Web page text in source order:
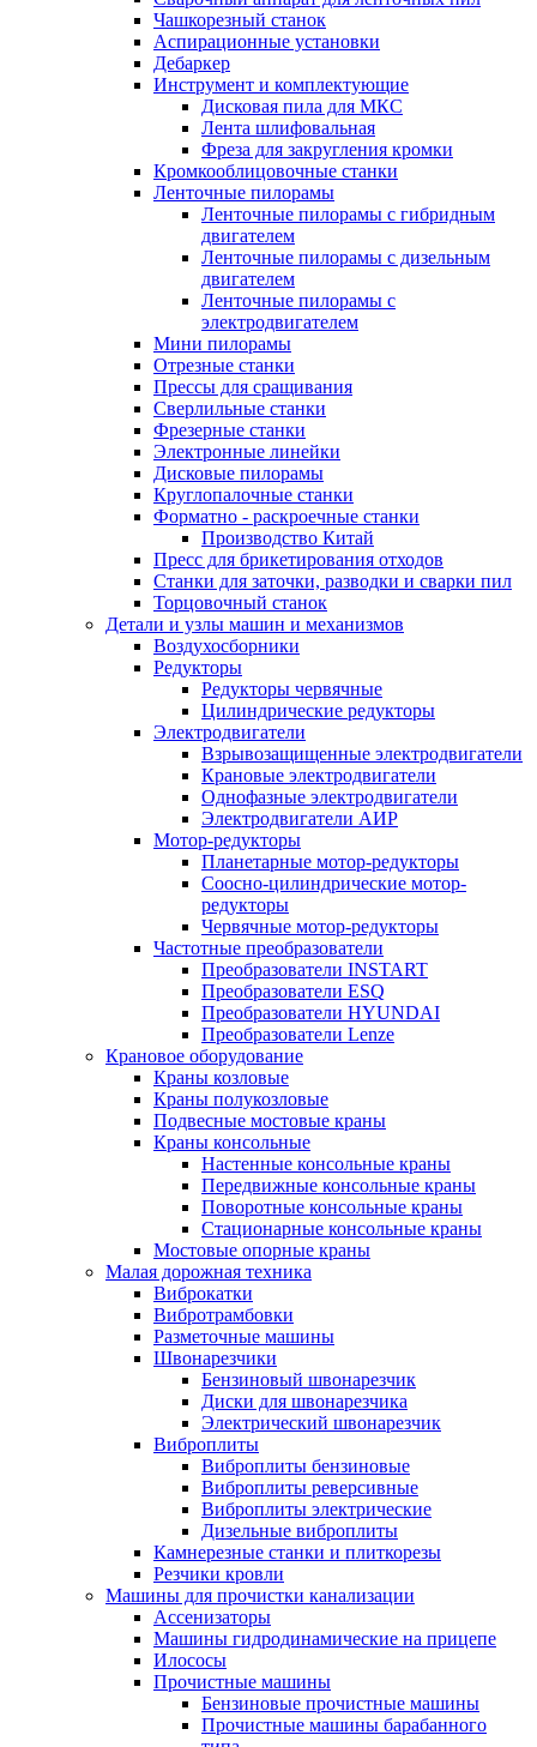
Чашкорезный станок
Аспирационные установки
Дебаркер
Инструмент и комплектующие
Дисковая пила для МКС
Лента шлифовальная
Фреза для закругления кромки
Кромкооблицовочные станки
Ленточные пилорамы
Ленточные пилорамы с гибридным
двигателем
Ленточные пилорамы с дизельным
двигателем
Ленточные пилорамы с
электродвигателем
Мини пилорамы
Отрезные станки
Прессы для сращивания
Сверлильные станки
Фрезерные станки
Электронные линейки
Дисковые пилорамы
Круглопалочные станки
Форматно - раскроечные станки
Производство Китай
Пресс для брикетирования отходов
Станки для заточки, разводки и сварки пил
Торцовочный станок
Детали и узлы машин и механизмов
Воздухосборники
Редукторы
Редукторы червячные
Цилиндрические редукторы
Электродвигатели
Взрывозащищенные электродвигатели
Крановые электродвигатели
Однофазные электродвигатели
Электродвигатели АИР
Мотор-редукторы
Планетарные мотор-редукторы
Соосно-цилиндрические мотор-
редукторы
Червячные мотор-редукторы
Частотные преобразователи
Преобразователи INSTART
Преобразователи ESQ
Преобразователи HYUNDAI
Преобразователи Lenze
Крановое оборудование
Краны козловые
Краны полукозловые
Подвесные мостовые краны
Краны консольные
Настенные консольные краны
Передвижные консольные краны
Поворотные консольные краны
Стационарные консольные краны
Мостовые опорные краны
Малая дорожная техника
Виброкатки
Вибротрамбовки
Разметочные машины
Швонарезчики
Бензиновый швонарезчик
Диски для швонарезчика
Электрический швонарезчик
Виброплиты
Виброплиты бензиновые
Виброплиты реверсивные
Виброплиты электрические
Дизельные виброплиты
Камнерезные станки и плиткорезы
Резчики кровли
Машины для прочистки канализации
Ассенизаторы
Машины гидродинамические на прицепе
Илососы
Прочистные машины
Бензиновые прочистные машины
Прочистные машины барабанного